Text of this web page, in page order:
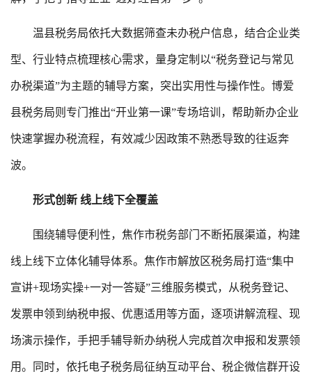
温县税务局依托大数据筛查未办税户信息，结合企业类
型、行业特点梳理核心需求，量身定制以“税务登记与常见
办税渠道”为主题的辅导方案，突出实用性与操作性。博爱
县税务局则专门推出“开业第一课”专场培训，帮助新办企业
快速掌握办税流程，有效减少因政策不熟悉导致的往返奔
波。
形式创新 线上线下全覆盖
围绕辅导便利性，焦作市税务部门不断拓展渠道，构建
线上线下立体化辅导体系。焦作市解放区税务局打造“集中
宣讲+现场实操+一对一答疑”三维服务模式，从税务登记、
发票申领到纳税申报、优惠适用等方面，逐项讲解流程、现
场演示操作，手把手辅导新办纳税人完成首次申报和发票领
用。同时，依托电子税务局征纳互动平台、税企微信群开设